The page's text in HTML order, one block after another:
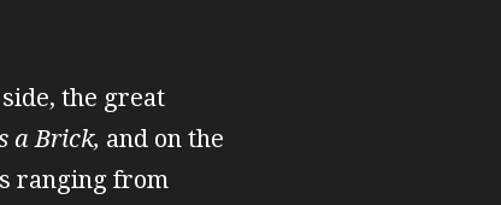
the great
a Brick, and on the
ranging from